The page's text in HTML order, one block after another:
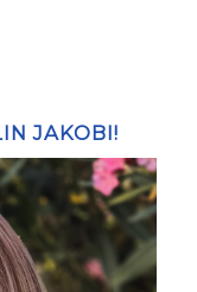
JAKOBI!